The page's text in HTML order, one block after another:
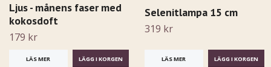
Ljus - månens faser med
kokosdoft
179 kr
LÄS MER
Selenitlampa 15 cm
319 kr
LÄS MER